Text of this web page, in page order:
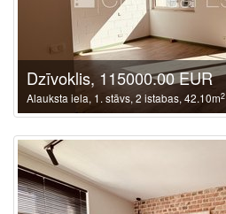
Dzīvoklis, 115000.00 EUR
Alauksta iela, 1. stāvs, 2 istabas, 42.10m2